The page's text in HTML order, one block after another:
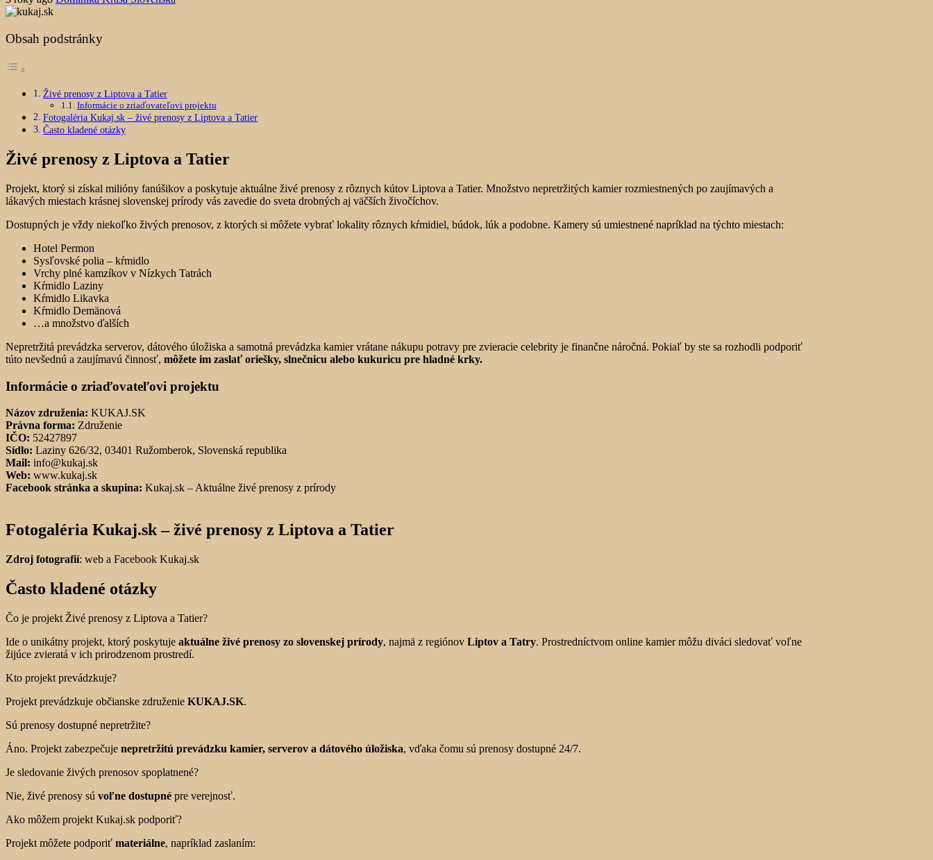
Obsah podstránky
Živé prenosy z Liptova a Tatier
Informácie o zriaďovateľovi projektu
Fotogaléria Kukaj.sk – živé prenosy z Liptova a Tatier
Často kladené otázky
Živé prenosy z Liptova a Tatier
Projekt, ktorý si získal milióny fanúšikov a poskytuje aktuálne živé prenosy z rôznych kútov Liptova a Tatier. Množstvo nepretržitých kamier rozmiestnených po zaujímavých a
lákavých miestach krásnej slovenskej prírody vás zavedie do sveta drobných aj väčších živočíchov.
Dostupných je vždy niekoľko živých prenosov, z ktorých si môžete vybrať lokality rôznych kŕmidiel, búdok, lúk a podobne. Kamery sú umiestnené napríklad na týchto miestach:
Hotel Permon
Sysľovské polia – kŕmidlo
Vrchy plné kamzíkov v Nízkych Tatrách
Kŕmidlo Laziny
Kŕmidlo Likavka
Kŕmidlo Demänová
…a množstvo ďalších
Nepretržitá prevádzka serverov, dátového úložiska a samotná prevádzka kamier vrátane nákupu potravy pre zvieracie celebrity je finančne náročná. Pokiaľ by ste sa rozhodli podporiť
túto nevšednú a zaujímavú činnosť, môžete im zaslať oriešky, slnečnicu alebo kukuricu pre hladné krky.
Informácie o zriaďovateľovi projektu
Názov združenia: KUKAJ.SK
Právna forma: Združenie
IČO: 52427897
Sídlo: Laziny 626/32, 03401 Ružomberok, Slovenská republika
Mail: info@kukaj.sk
Web: www.kukaj.sk
Facebook stránka a skupina: Kukaj.sk – Aktuálne živé prenosy z prírody
Fotogaléria Kukaj.sk – živé prenosy z Liptova a Tatier
Zdroj fotografií: web a Facebook Kukaj.sk
Často kladené otázky
Čo je projekt Živé prenosy z Liptova a Tatier?
Ide o unikátny projekt, ktorý poskytuje aktuálne živé prenosy zo slovenskej prírody, najmä z regiónov Liptov a Tatry. Prostredníctvom online kamier môžu diváci sledovať voľne
žijúce zvieratá v ich prirodzenom prostredí.
Kto projekt prevádzkuje?
Projekt prevádzkuje občianske združenie KUKAJ.SK.
Sú prenosy dostupné nepretržite?
Áno. Projekt zabezpečuje nepretržitú prevádzku kamier, serverov a dátového úložiska, vďaka čomu sú prenosy dostupné 24/7.
Je sledovanie živých prenosov spoplatnené?
Nie, živé prenosy sú voľne dostupné pre verejnosť.
Ako môžem projekt Kukaj.sk podporiť?
Projekt môžete podporiť materiálne, napríklad zaslaním: